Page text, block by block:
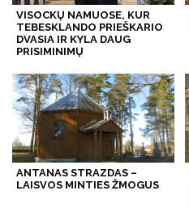
VISOCKŲ NAMUOSE, KUR
TEBESKLANDO PRIEŠKARIO
DVASIA IR KYLA DAUG
PRISIMINIMŲ
ANTANAS STRAZDAS –
LAISVOS MINTIES ŽMOGUS